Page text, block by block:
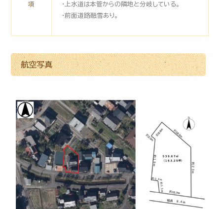
項
・上水道は本管からの隣地と分岐している。
・前面道路融雪あり。
航空写真